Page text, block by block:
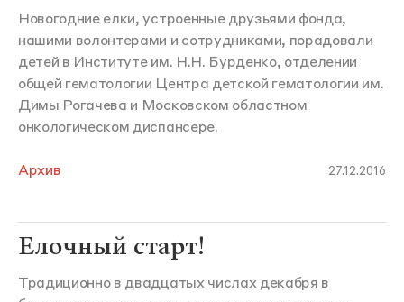
Новогодние елки, устроенные друзьями фонда,
нашими волонтерами и сотрудниками, порадовали
детей в Институте им. Н.Н. Бурденко, отделении
общей гематологии Центра детской гематологии им.
Димы Рогачева и Московском областном
онкологическом диспансере.
Архив 27.12.2016
Елочный старт!
Традиционно в двадцатых числах декабря в